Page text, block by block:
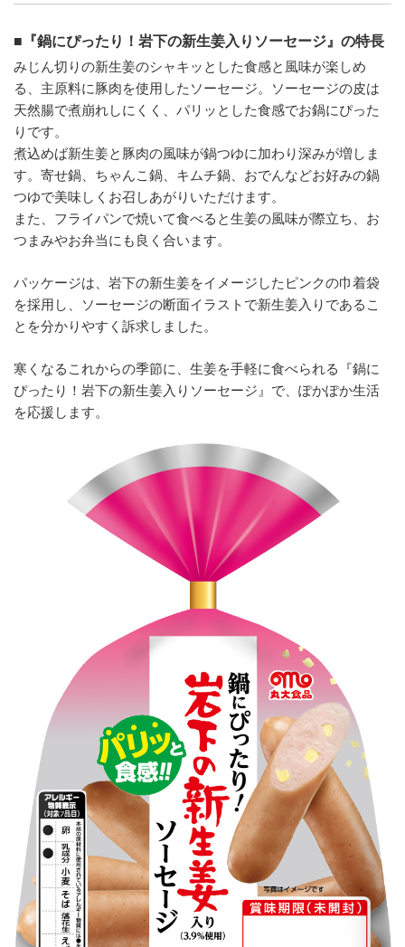
■『鍋にぴったり！岩下の新生姜入りソーセージ』の特長
みじん切りの新生姜のシャキッとした食感と風味が楽しめ
る、主原料に豚肉を使用したソーセージ。ソーセージの皮は
天然腸で煮崩れしにくく、パリッとした食感でお鍋にぴった
りです。
煮込めば新生姜と豚肉の風味が鍋つゆに加わり深みが増しま
す。寄せ鍋、ちゃんこ鍋、キムチ鍋、おでんなどお好みの鍋
つゆで美味しくお召しあがりいただけます。
また、フライパンで焼いて食べると生姜の風味が際立ち、お
つまみやお弁当にも良く合います。
パッケージは、岩下の新生姜をイメージしたピンクの巾着袋
を採用し、ソーセージの断面イラストで新生姜入りであるこ
とを分かりやすく訴求しました。
寒くなるこれからの季節に、生姜を手軽に食べられる『鍋に
ぴったり！岩下の新生姜入りソーセージ』で、ぽかぽか生活
を応援します。